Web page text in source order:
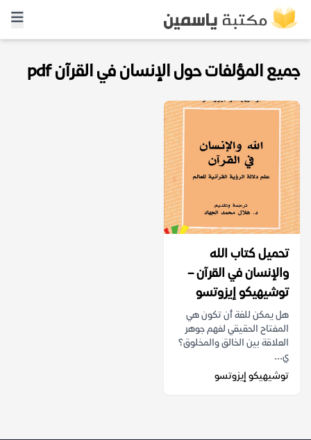
جميع المؤلفات حول الإنسان في القرآن pdf
تحميل كتاب الله
والإنسان في القرآن –
توشيهيكو إيزوتسو
هل يمكن للغة أن تكون هي
المفتاح الحقيقي لفهم جوهر
العلاقة بين الخالق والمخلوق؟
ي...
توشيهيكو إيزوتسو